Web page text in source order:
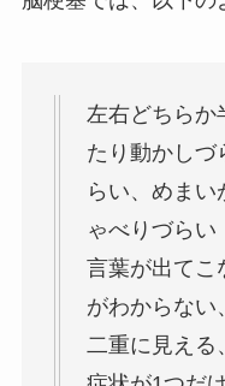
左右どちらか
たり動かしづ
らい、めまい
ゃべりづらい
言葉が出てこ
がわからない
二重に見える